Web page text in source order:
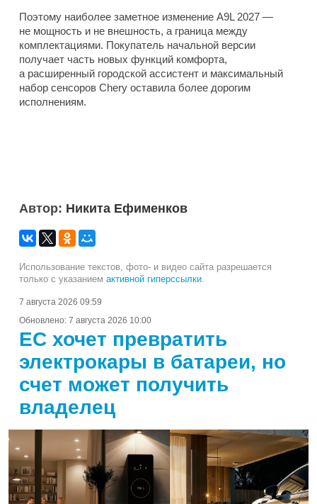
Поэтому наиболее заметное изменение A9L 2027 —
не мощность и не внешность, а граница между
комплектациями. Покупатель начальной версии
получает часть новых функций комфорта,
а расширенный городской ассистент и максимальный
набор сенсоров Chery оставила более дорогим
исполнениям.
Автор: Никита Ефименков
Использование текстов, фото- и видео сайта разрешается
только с указанием активной гиперссылки
7 августа 2026 09:59
Обновлено: 7 августа 2026 10:00
ЕС хочет превратить
электрокары в батареи, но
счет может получить
владелец